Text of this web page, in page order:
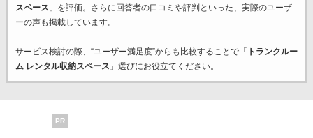
スペース 」を評価。さらに回答者の口コミや評判といった、実際のユーザ
ーの声も掲載しています。
サービス検討の際、“ユーザー満足度”からも比較することで「
トランクルー
ム レンタル収納スペース 」選びにお役立てください。
PR